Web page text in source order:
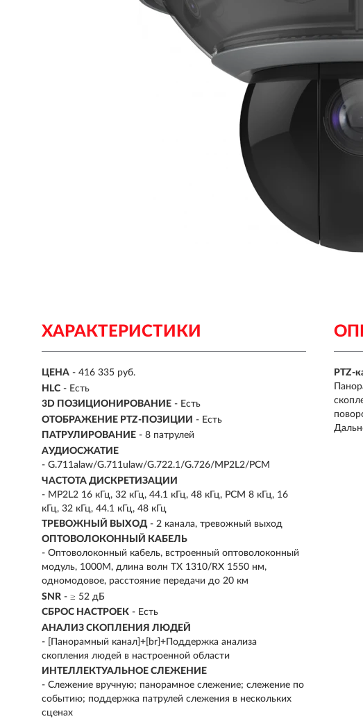
ХАРАКТЕРИСТИКИ
ЦЕНА - 416 335 руб.
HLC - Есть
3D ПОЗИЦИОНИРОВАНИЕ - Есть
ОТОБРАЖЕНИЕ PTZ-ПОЗИЦИИ - Есть
ПАТРУЛИРОВАНИЕ - 8 патрулей
АУДИОСЖАТИЕ
- G.711alaw/G.711ulaw/G.722.1/G.726/MP2L2/PCM
ЧАСТОТА ДИСКРЕТИЗАЦИИ
- MP2L2 16 кГц, 32 кГц, 44.1 кГц, 48 кГц, PCM 8 кГц, 16
кГц, 32 кГц, 44.1 кГц, 48 кГц
ТРЕВОЖНЫЙ ВЫХОД - 2 канала, тревожный выход
ОПТОВОЛОКОННЫЙ КАБЕЛЬ
- Оптоволоконный кабель, встроенный оптоволоконный
модуль, 1000M, длина волн TX 1310/RX 1550 нм,
одномодовое, расстояние передачи до 20 км
SNR - ≥ 52 дБ
СБРОС НАСТРОЕК - Есть
АНАЛИЗ СКОПЛЕНИЯ ЛЮДЕЙ
- [Панорамный канал]+[br]+Поддержка анализа
скопления людей в настроенной области
ИНТЕЛЛЕКТУАЛЬНОЕ СЛЕЖЕНИЕ
- Слежение вручную; панорамное слежение; слежение по
событию; поддержка патрулей слежения в нескольких
сценах
PTZ-